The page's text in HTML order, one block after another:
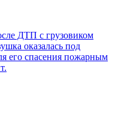
ДТП с грузовиком
оказалась под
его спасения пожарным